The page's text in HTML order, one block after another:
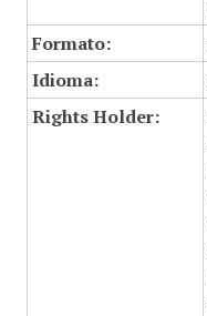
Formato:
Idioma:
Rights Holder: